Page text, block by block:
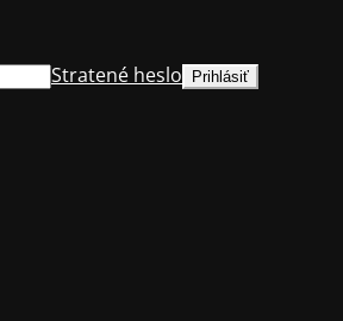
Stratené heslo